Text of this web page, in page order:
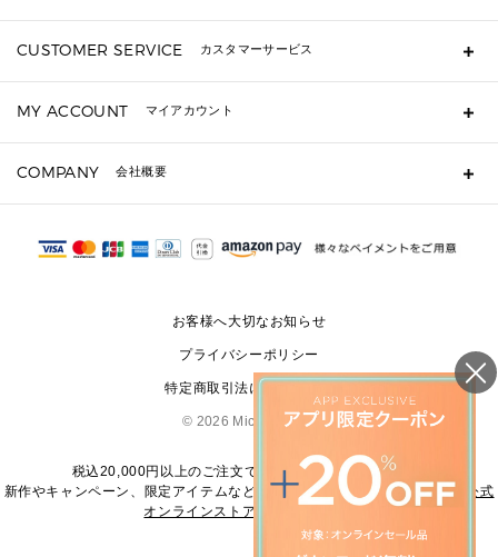
長財布
▶ 小物すべて
キーケース
定期ケース・カードケース・名刺入れ
ポーチ
サンダル
パンプス・フラット
▶ アクセサリー(チャーム・ストラップ・サングラス)
▶ 時計
▶ ジュエリー
CUSTOMER SERVICE カスタマーサービス
ギフト用にラッピングができますか？
ショッピングバッグを購入商品分送ってもらえますか？
注文後に完了メールが受信できないのですが？
サイズ交換はできますか？
MY ACCOUNT マイアカウント
COMPANY 会社概要
会社概要
お客様へ大切なお知らせ
プライバシーポリシー
特定商取引法に基づく表記
© 2026 Michael Kors
税込20,000円以上のご注文で送料無料にてお届けします
新作やキャンペーン、限定アイテムなどの最新情報は、 マイケル・コース公式
オンラインストア